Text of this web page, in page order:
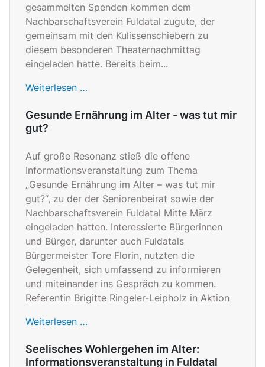
gesammelten Spenden kommen dem
Nachbarschaftsverein Fuldatal zugute, der
gemeinsam mit den Kulissenschiebern zu
diesem besonderen Theaternachmittag
eingeladen hatte. Bereits beim...
Weiterlesen …
Gesunde Ernährung im Alter - was tut mir
gut?
Auf große Resonanz stieß die offene
Informationsveranstaltung zum Thema
„Gesunde Ernährung im Alter – was tut mir
gut?“, zu der der Seniorenbeirat sowie der
Nachbarschaftsverein Fuldatal Mitte März
eingeladen hatten. Interessierte Bürgerinnen
und Bürger, darunter auch Fuldatals
Bürgermeister Tore Florin, nutzten die
Gelegenheit, sich umfassend zu informieren
und miteinander ins Gespräch zu kommen.
Referentin Brigitte Ringeler-Leipholz in Aktion
Weiterlesen …
Seelisches Wohlergehen im Alter:
Informationsveranstaltung in Fuldatal